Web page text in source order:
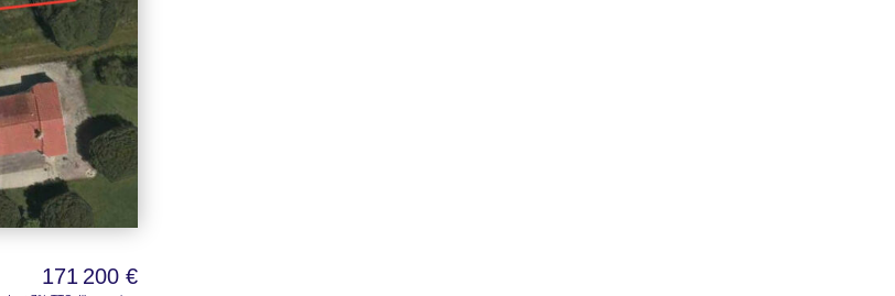
171 200 €